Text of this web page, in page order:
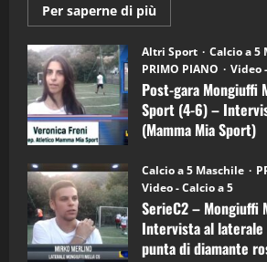
Per saperne di più
informazioni
Post-
gara
Mongiuffi
Melia
–
Mamma
Mia
Sport
6)
–
Intervista
a
mister
Arturo
Carciotto
(Mongiuffi
Altri Sport
Calcio a 5
PRIMO PIANO
Video
Post-gara Mongiuffi
Sport (4-6) –
(Mamma Mia Sport)
Calcio a 5 Maschile
Video - Calcio a 5
SerieC2 – Mongiuffi
Intervista al
punta di diamante
3
"SportEmpire" in
“SportEmpire” in
(Martedi 21 Aprile
21/04/2026
4
“SportEmpire” in
(Martedi 14 Aprile
15/04/2026